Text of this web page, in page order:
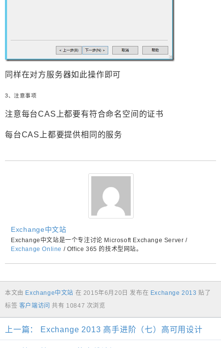
同样在对方服务器如此操作即可
3、注意事项
注意每台CAS上都要有符合命名空间的证书
每台CAS上都要提供相同的服务
Exchange中文站
Exchange中文站是一个专注讨论 Microsoft Exchange Server /
Exchange Online / Office 365 的技术型网站。
本文由 Exchange中文站 在 2015年6月20日 发布在 Exchange 2013 贴了
标签 客户端访问 共有 10847 次浏览
上一篇： Exchange 2013 高手进阶（七）高可用设计